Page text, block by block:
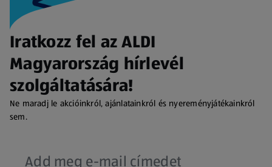
Iratkozz fel az ALDI
Magyarország hírlevél
szolgáltatására!
Ne maradj le akcióinkról, ajánlatainkról és nyereményjátékainkról
sem.